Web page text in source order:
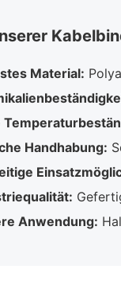
Material:
Handhabung:
Anwendung: